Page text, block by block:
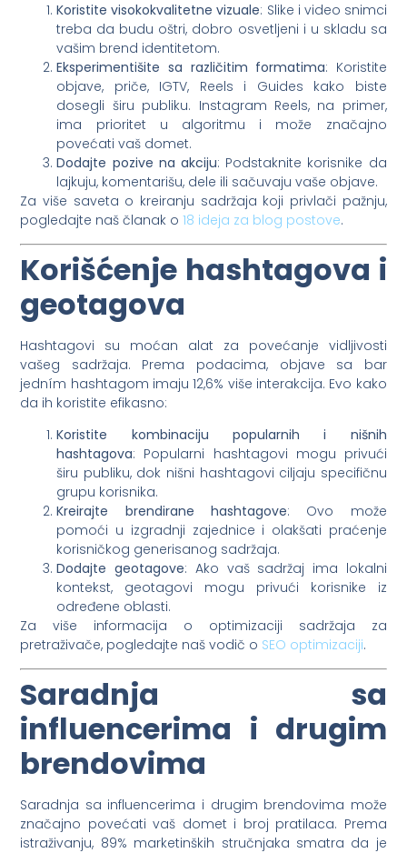
Koristite visokokvalitetne vizuale: Slike i video snimci
treba da budu oštri, dobro osvetljeni i u skladu sa
vašim brend identitetom.
Eksperimentišite sa različitim formatima: Koristite
objave, priče, IGTV, Reels i Guides kako biste
dosegli širu publiku. Instagram Reels, na primer,
ima prioritet u algoritmu i može značajno
povećati vaš domet.
Dodajte pozive na akciju: Podstaknite korisnike da
lajkuju, komentarišu, dele ili sačuvaju vaše objave.
Za više saveta o kreiranju sadržaja koji privlači pažnju,
pogledajte naš članak o18 ideja za blog postove.
Korišćenje hashtagova i
geotagova
Hashtagovi su moćan alat za povećanje vidljivosti
vašeg sadržaja. Prema podacima, objave sa bar
jedním hashtagom imaju 12,6% više interakcija. Evo kako
da ih koristite efikasno:
Koristite kombinaciju popularnih i nišnih
hashtagova: Popularni hashtagovi mogu privući
širu publiku, dok nišni hashtagovi ciljaju specifičnu
grupu korisnika.
Kreirajte brendirane hashtagove: Ovo može
pomoći u izgradnji zajednice i olakšati praćenje
korisničkog generisanog sadržaja.
Dodajte geotagove: Ako vaš sadržaj ima lokalni
kontekst, geotagovi mogu privući korisnike iz
određene oblasti.
Za više informacija o optimizaciji sadržaja za
pretraživače, pogledajte naš vodič o SEO optimizaciji.
Saradnja sa
influencerima i drugim
brendovima
Saradnja sa influencerima i drugim brendovima može
značajno povećati vaš domet i broj pratilaca. Prema
istraživanju, 89% marketinških stručnjaka smatra da je